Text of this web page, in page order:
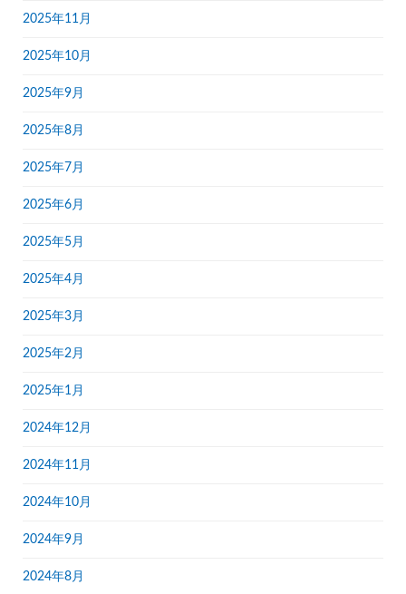
2025年11月
2025年10月
2025年9月
2025年8月
2025年7月
2025年6月
2025年5月
2025年4月
2025年3月
2025年2月
2025年1月
2024年12月
2024年11月
2024年10月
2024年9月
2024年8月